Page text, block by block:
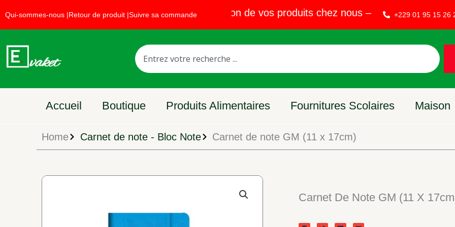
au
Qui-sommes-nous |Retour de produit |Suivre sa commande
Faites la promotion de vos produits chez nous – Vendez sur EVAKET
+229 01 95 15 26
Rechercher
Accueil Boutique Produits Alimentaires Fournitures Scolaires Maison
Home Carnet de note - Bloc Note Carnet de note GM (11 x 17cm)
Carnet De Note GM (11 X